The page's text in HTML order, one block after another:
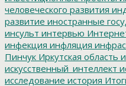
человеческого развития
развитие иностранные
инсульт интервью
инфекция инфляция
Пинчук Иркутская область
искусственный_интеллект
исследование история